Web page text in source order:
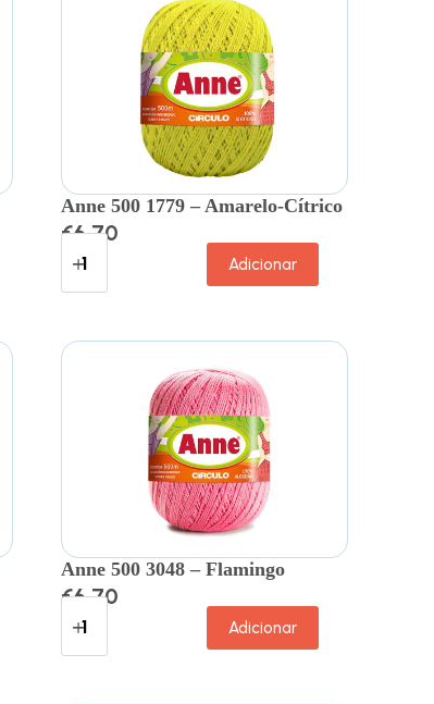
Anne 500 1779 – Amarelo-Cítrico
€6.70
Adicionar
Anne 500 3048 – Flamingo
€6.70
Adicionar